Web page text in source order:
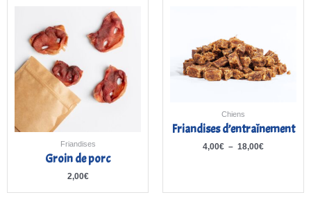
Friandises
Groin de porc
2,00€
Chiens
Friandises d’entraînement
4,00€ – 18,00€
18,00€